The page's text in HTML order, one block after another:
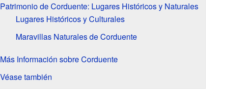
Patrimonio de Corduente: Lugares Históricos y Naturales
Lugares Históricos y Culturales
Maravillas Naturales de Corduente
Más Información sobre Corduente
Véase también